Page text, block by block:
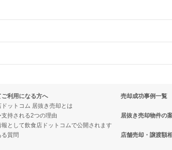
案件一覧
覧
物件の案件一覧
売却物件の案件一覧
の案件一覧
却物件の案件一覧
物件の案件一覧
の案件一覧
案件一覧
抜き売却物件の案件一覧
ご利用になる方へ
ドットコム 居抜き売却とは
支持される2つの理由
報として飲食店ドットコムで公開されます
る質問
売却成功事例一覧
居抜き売却物件の
店舗売却・譲渡額